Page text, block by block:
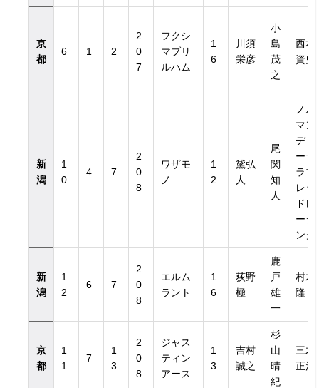
京
都
6 1 2
2
0
7
フクシ
マブリ
ルハム
1
6
川須
栄彦
小
島
茂
之
西本
資史
新
潟
1
0
4 7
2
0
8
ワザモ
ノ
1
2
黛弘
人
尾
関
知
人
ノル
マン
ディ
ーサ
ラブ
レッ
ドレ
ーシ
ング
新
潟
1
2
6 7
2
0
8
エルム
ラント
1
6
荻野
極
鹿
戸
雄
一
村木
隆
京
都
1
1
7
1
3
2
0
8
ジャス
ティン
アース
1
3
吉村
誠之
杉
山
晴
紀
三木
正浩